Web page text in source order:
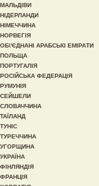
МАЛЬДІВИ
НІДЕРЛАНДИ
НІМЕЧЧИНА
НОРВЕГІЯ
ОБ\'ЄДНАНІ АРАБСЬКІ ЕМІРАТИ
ПОЛЬЩА
ПОРТУГАЛІЯ
РОСІЙСЬКА ФЕДЕРАЦІЯ
РУМУНІЯ
СЕЙШЕЛИ
СЛОВАЧЧИНА
ТАЇЛАНД
ТУНІС
ТУРЕЧЧИНА
УГОРЩИНА
УКРАЇНА
ФІНЛЯНДІЯ
ФРАНЦІЯ